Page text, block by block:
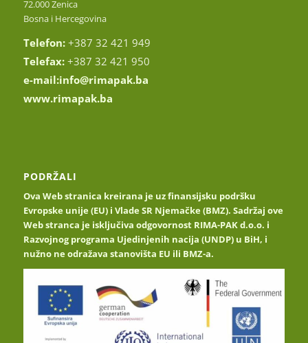
72.000 Zenica
Bosna i Hercegovina
Telefon: +387 32 421 949
Telefax: +387 32 421 950
e-mail:info@rimapak.ba
www.rimapak.ba
PODRŽALI
Ova Web stranica kreirana je uz finansijsku podršku
Evropske unije (EU) i Vlade SR Njemačke (BMZ). Sadržaj ove
Web stranca je isključiva odgovornost RIMA-PAK d.o.o. i
Razvojnog programa Ujedinjenih nacija (UNDP) u BiH, i
nužno ne odražava stanovišta EU ili BMZ-a.